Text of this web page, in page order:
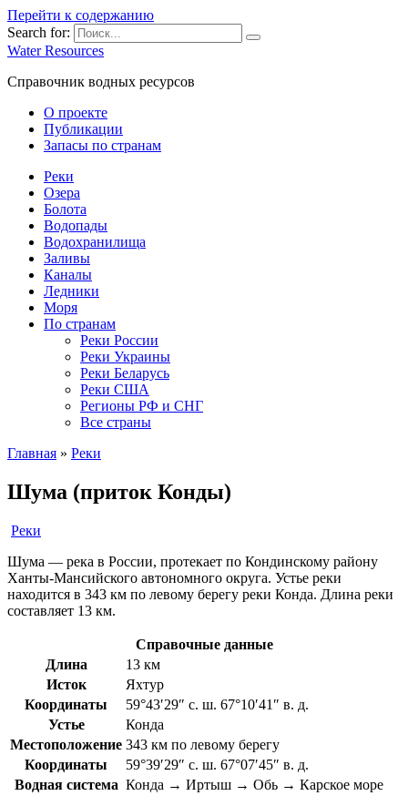
Перейти к содержанию
Search for:
Water Resources
Справочник водных ресурсов
О проекте
Публикации
Запасы по странам
Реки
Озера
Болота
Водопады
Водохранилища
Заливы
Каналы
Ледники
Моря
По странам
Реки России
Реки Украины
Реки Беларусь
Реки США
Регионы РФ и СНГ
Все страны
Главная » Реки
Шума (приток Конды)
Реки
Шума — река в России, протекает по Кондинскому району
Ханты-Мансийского автономного округа. Устье реки
находится в 343 км по левому берегу реки Конда. Длина реки
составляет 13 км.
Справочные данные
Длина
13 км
Исток
Яхтур
Координаты
59°43′29″ с. ш. 67°10′41″ в. д.
Устье
Конда
Местоположение 343 км по левому берегу
Координаты
59°39′29″ с. ш. 67°07′45″ в. д.
Водная система Конда → Иртыш → Обь → Карское море